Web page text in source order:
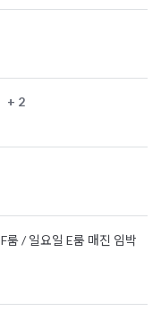
+ 2
/ 일요일 E룸 매진 임박